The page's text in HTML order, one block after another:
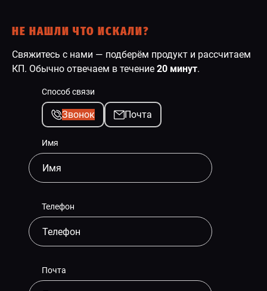
НЕ НАШЛИ ЧТО ИСКАЛИ?
Свяжитесь с нами — подберём продукт и рассчитаем
КП. Обычно отвечаем в течение 20 минут.
Способ связи
Звонок Почта
Имя
Телефон
Почта